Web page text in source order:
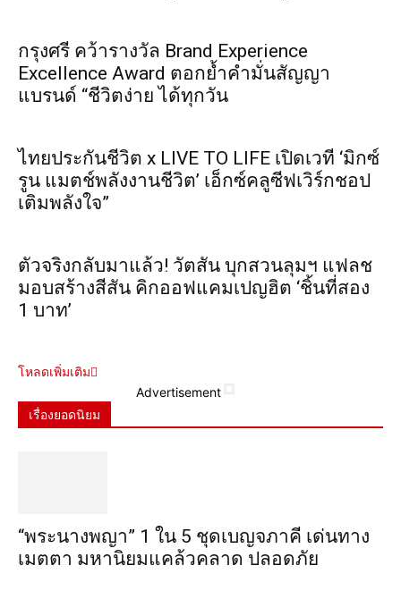
กรุงศรี คว้ารางวัล Brand Experience
Excellence Award ตอกย้ำคำมั่นสัญญา
แบรนด์ “ชีวิตง่าย ได้ทุกวัน
ไทยประกันชีวิต x LIVE TO LIFE เปิดเวที ‘มิกซ์
รูน แมตช์พลังงานชีวิต’ เอ็กซ์คลูซีฟเวิร์กชอป
เติมพลังใจ”
ตัวจริงกลับมาแล้ว! วัตสัน บุกสวนลุมฯ แฟลช
มอบสร้างสีสัน คิกออฟแคมเปญฮิต ‘ชิ้นที่สอง
1 บาท’
โหลดเพิ่มเติม
Advertisement
เรื่องยอดนิยม
“พระ​นาง​พญา” 1 ใน 5​ ชุดเบญจ​ภาคี​ เด่นทาง
เมตตา​ มหา​นิยม​แคล้วคลาด​ ปลอดภัย​